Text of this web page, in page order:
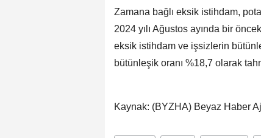
Zamana bağlı eksik istihdam,
2024 yılı Ağustos ayında bir
eksik istihdam ve işsizlerin
bütünleşik oranı %18,7 olarak
Kaynak: (BYZHA) Beyaz Haber